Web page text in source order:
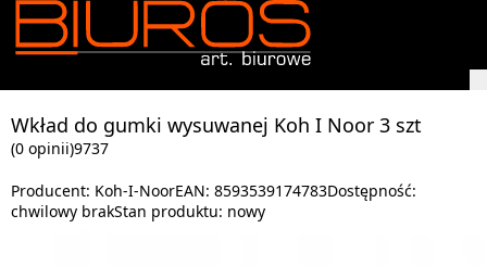
Wkład do gumki wysuwanej Koh I Noor 3 szt
(0 opinii)9737
Producent: Koh-I-NoorEAN: 8593539174783Dostępność:
chwilowy brakStan produktu: nowy